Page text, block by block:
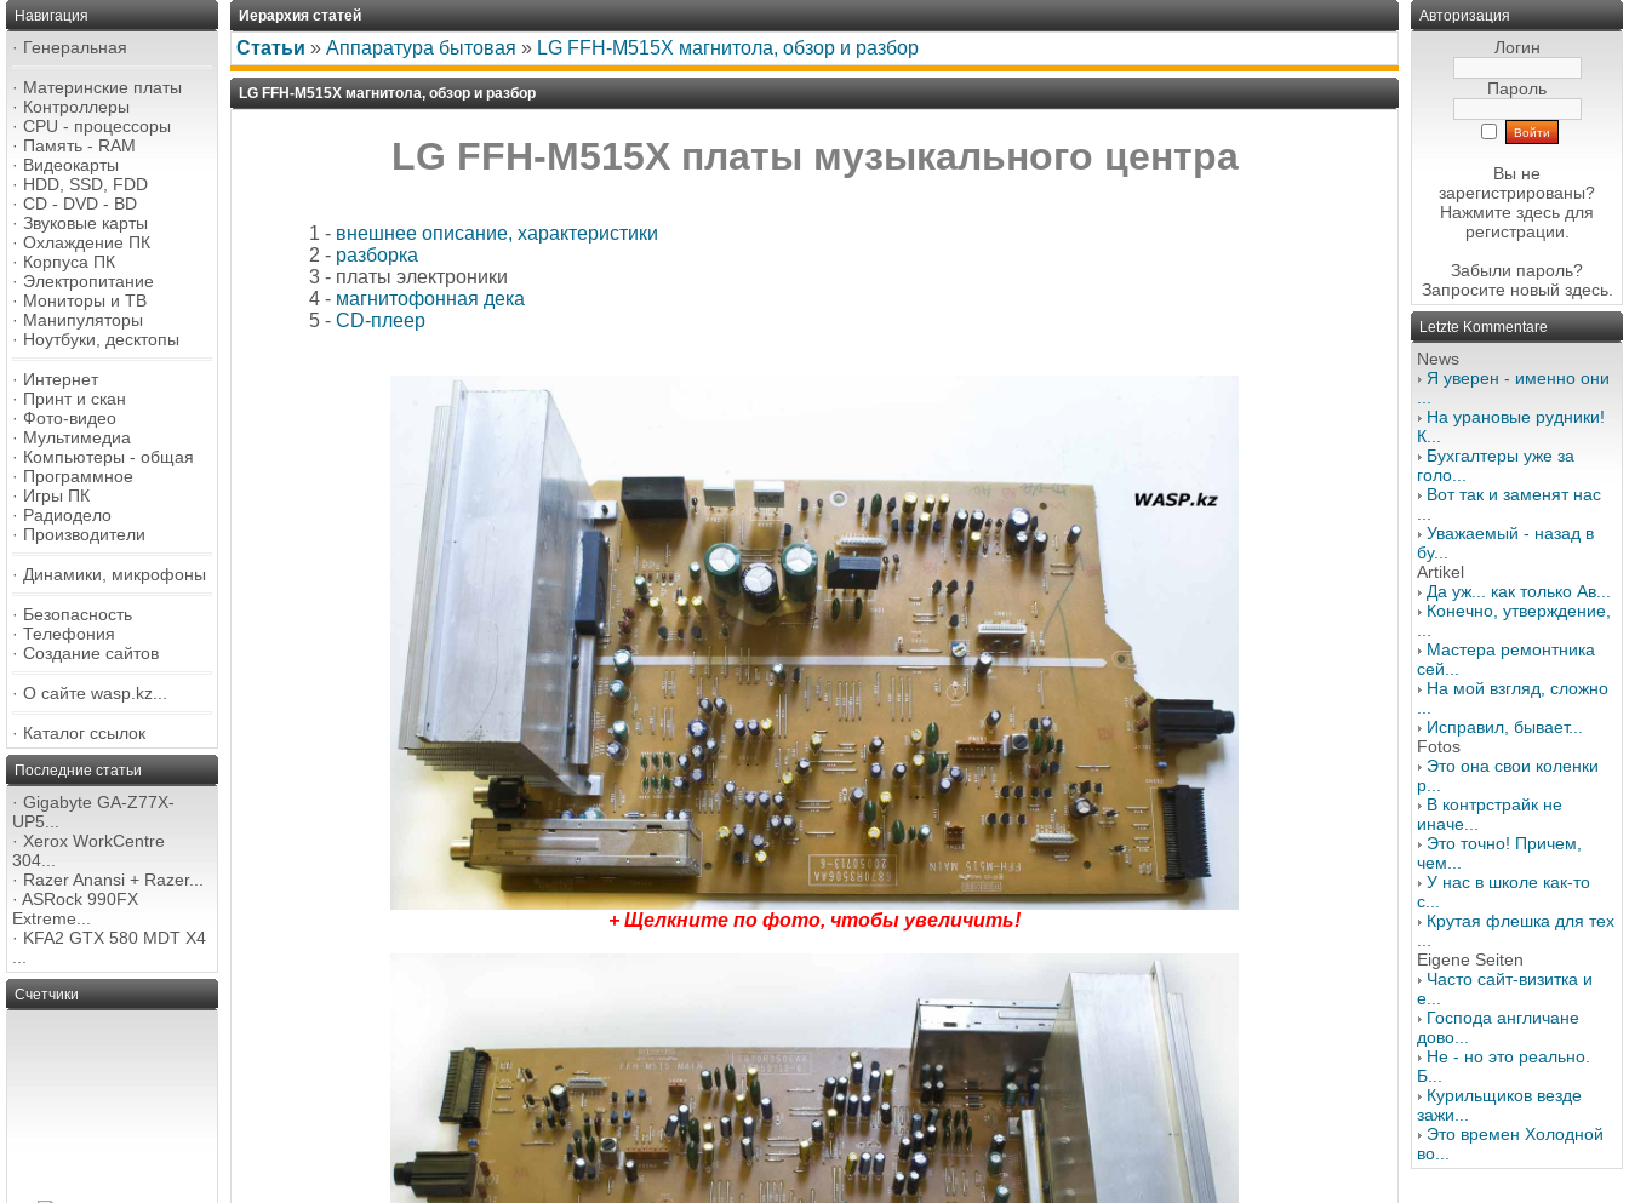
Навигация
· Генеральная
· Материнские платы
· Контроллеры
· CPU - процессоры
· Память - RAM
· Видеокарты
· HDD, SSD, FDD
· CD - DVD - BD
· Звуковые карты
· Охлаждение ПК
· Корпуса ПК
· Электропитание
· Мониторы и ТВ
· Манипуляторы
· Ноутбуки, десктопы
· Интернет
· Принт и скан
· Фото-видео
· Мультимедиа
· Компьютеры - общая
· Программное
· Игры ПК
· Радиодело
· Производители
· Динамики, микрофоны
· Безопасность
· Телефония
· Создание сайтов
· О сайте wasp.kz...
· Каталог ссылок
Последние статьи
· Gigabyte GA-Z77X-
UP5...
· Xerox WorkCentre
304...
· Razer Anansi + Razer...
· ASRock 990FX
Extreme...
· KFA2 GTX 580 MDT X4
Счетчики
Иерархия статей
Статьи » Аппаратура бытовая » LG FFH-M515X магнитола, обзор и разбор
LG FFH-M515X магнитола, обзор и разбор
LG FFH-M515X платы музыкального центра
1 - внешнее описание, характеристики
2 - разборка
3 - платы электроники
4 - магнитофонная дека
5 - CD-плеер
+ Щелкните по фото, чтобы увеличить!
Авторизация
Логин
Пароль
Вы не
зарегистрированы?
Нажмите здесь для
регистрации.
Забыли пароль?
Запросите новый здесь.
Letzte Kommentare
News
Я уверен - именно они
На урановые рудники!
К...
Бухгалтеры уже за
голо...
Вот так и заменят нас
Уважаемый - назад в
бу...
Artikel
Да уж... как только Ав...
Конечно, утверждение,
Мастера ремонтника
сей...
На мой взгляд, сложно
Исправил, бывает...
Fotos
Это она свои коленки
р...
В контрстрайк не
иначе...
Это точно! Причем,
чем...
У нас в школе как-то
с...
Крутая флешка для тех
Eigene Seiten
Часто сайт-визитка и
е...
Господа англичане
дово...
Не - но это реально.
Б...
Курильщиков везде
зажи...
Это времен Холодной
во...